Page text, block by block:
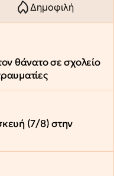
Δημοφιλή
θάνατο σε σχολείο
(7/8) στην